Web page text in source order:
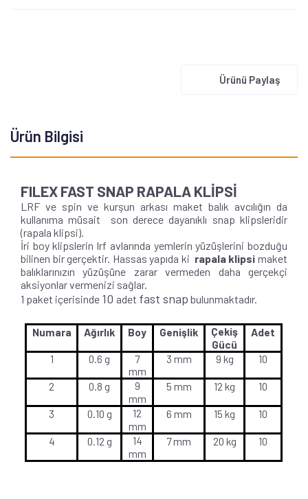
Ürünü Paylaş
Ürün Bilgisi
FILEX FAST SNAP RAPALA KLİPSİ
LRF ve spin ve kurşun arkası maket balık avcılığın da
kullanıma müsait son derece dayanıklı snap klipsleridir
(rapala klipsi).
İri boy klipslerin lrf avlarında yemlerin yüzüşlerini bozduğu
bilinen bir gerçektir. Hassas yapıda ki rapala klipsi maket
balıklarınızın yüzüşüne zarar vermeden daha gerçekçi
aksiyonlar vermenizi sağlar.
1 paket içerisinde 10 adet fast snap bulunmaktadır.
Numara Ağırlık Boy Genişlik
Çekiş
Gücü
Adet
1 0.6 g
7
mm
3 mm 9 kg 10
2 0.8 g
9
mm
5 mm 12 kg 10
3 0.10 g
12
mm
6 mm 15 kg 10
4 0.12 g
14
mm
7 mm 20 kg 10